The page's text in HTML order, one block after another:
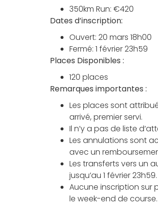
350km Run: €420
Dates d’inscription:
Ouvert: 20 mars 18h00
Fermé: 1 février 23h59
Places Disponibles :
120 places
Remarques importantes :
Les places sont
arrivé, premier servi.
Il n’y a pas de liste
Les annulations sont
avec un
Les transferts vers un
jusqu’au 1 février 23h59.
Aucune inscription
le week-end de course.